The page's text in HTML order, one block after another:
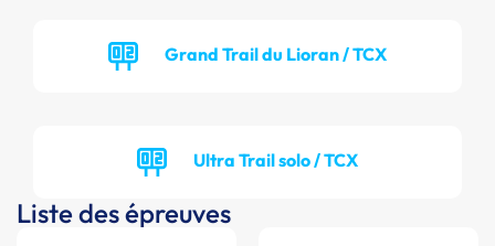
Grand Trail du Lioran / TCX
Ultra Trail solo / TCX
Liste des épreuves